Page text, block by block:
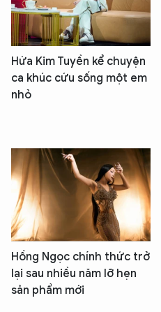
Hứa Kim Tuyền kể chuyện
ca khúc cứu sống một em
nhỏ
Hồng Ngọc chính thức trở
lại sau nhiều năm lỡ hẹn
sản phẩm mới